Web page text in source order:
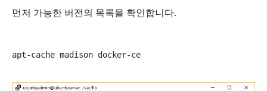
먼저 가능한 버전의 목록을 확인합니다.